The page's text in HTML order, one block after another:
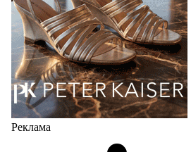
05.08.2026 2334
Реклама